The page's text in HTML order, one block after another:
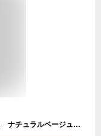
カネボウ ケイト スティックコンシーラーA ナチュラルベージュ (3g) KATE